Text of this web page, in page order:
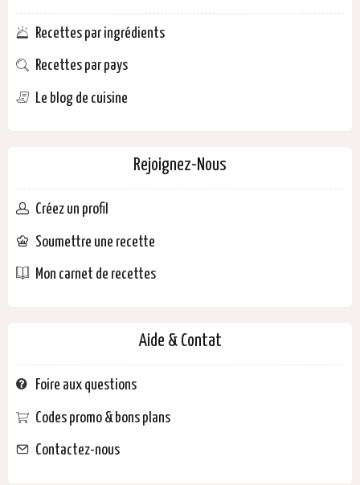
Recettes par ingrédients
Recettes par pays
Le blog de cuisine
Rejoignez-Nous
Créez un profil
Soumettre une recette
Mon carnet de recettes
Aide & Contat
Foire aux questions
Codes promo & bons plans
Contactez-nous